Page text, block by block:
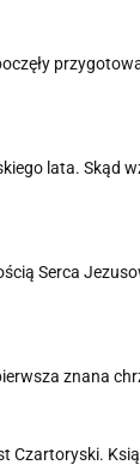
lata. Skąd
Serca
znana
Czartoryski.